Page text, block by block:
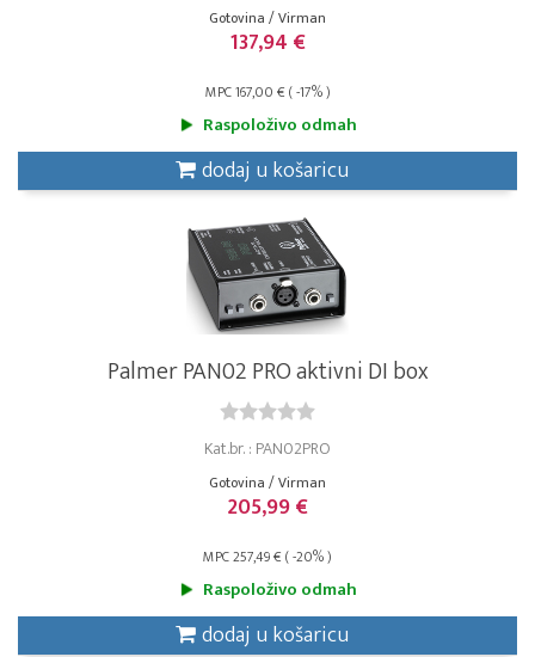
Gotovina / Virman
137,94 €
MPC 167,00 € ( -17% )
Raspoloživo odmah
dodaj u košaricu
Palmer PAN02 PRO aktivni DI box
Kat.br. : PAN02PRO
Gotovina / Virman
205,99 €
MPC 257,49 € ( -20% )
Raspoloživo odmah
dodaj u košaricu